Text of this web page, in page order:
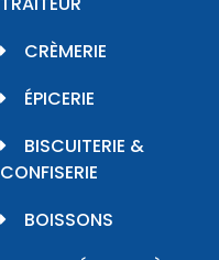
CRÈMERIE
ÉPICERIE
BISCUITERIE &
CONFISERIE
BOISSONS